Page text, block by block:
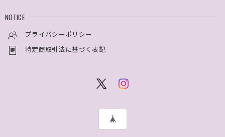
NOTICE
プライバシーポリシー
特定商取引法に基づく表記